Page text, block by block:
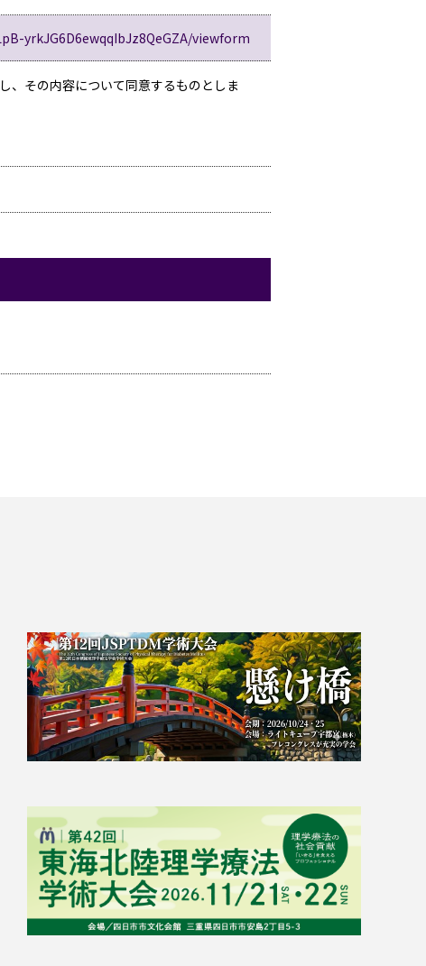
yrkJG6D6ewqqIbJz8QeGZA/viewform
、その内容について同意するものとしま